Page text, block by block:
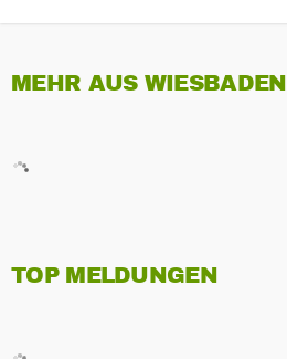
MEHR AUS WIESBADEN
TOP MELDUNGEN